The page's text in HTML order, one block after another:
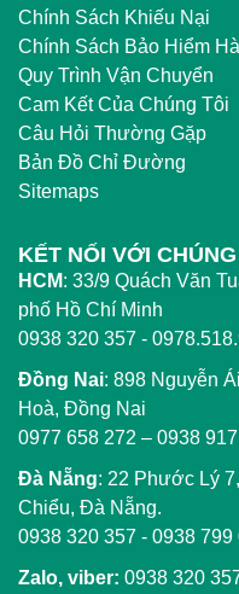
Chính Sách Khiếu Nại
Chính Sách Bảo Hiểm
Quy Trình Vận Chuyển
Cam Kết Của Chúng Tôi
Câu Hỏi Thường Gặp
Bản Đồ Chỉ Đường
Sitemaps
KẾT NỐI VỚI
HCM: 33/9 Quách Văn
phố Hồ Chí Minh
0938 320 357 -
Đồng Nai: 898 Nguyễn
Hoà, Đồng Nai
0977 658 272 – 0938
Đà Nẵng: 22 Phước Lý
Chiểu, Đà Nẵng.
0938 320 357 - 0938 799
Zalo, viber: 0938 320